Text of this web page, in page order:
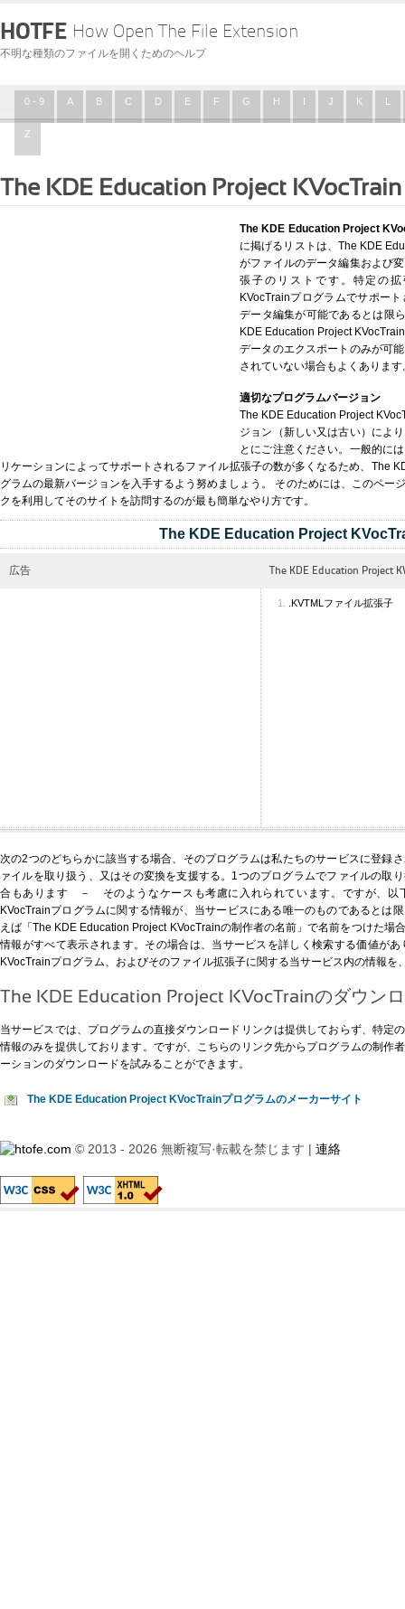
HOTFE How Open The File Extension
不明な種類のファイルを開くためのヘルプ
0 - 9 A B C D E F G H I J K L
Z
The KDE Education Project KVocTrain
The KDE Education Project
に掲げるリストは、The KDE
がファイルのデータ編集および
張子のリストです。特定の拡
KVocTrainプログラムでサポー
データ編集が可能であるとは限
KDE Education Project
データのエクスポートのみが可
されていない場合もよくあります
適切なプログラムバージョン
The KDE Education Project
ジョン（新しい又は古い）によ
とにご注意ください。一般的に
リケーションによってサポートされるファイル拡張子の数が多くなるため、The
グラムの最新バージョンを入手するよう努めましょう。 そのためには、このペー
クを利用してそのサイトを訪問するのが最も簡単なやり方です。
The KDE Education Project
広告 The KDE Education Project
.KVTMLファイル拡張子
次の2つのどちらかに該当する場合、そのプログラムは私たちのサービスに登
ァイルを取り扱う、又はその変換を支援する。1つのプログラムでファイルの取
合もあります － そのようなケースも考慮に入れられています。ですが、以
KVocTrainプログラムに関する情報が、当サービスにある唯一のものであるとは
えば「The KDE Education Project KVocTrainの制作者の名前」で名前をつけた場
情報がすべて表示されます。その場合は、当サービスを詳しく検索する価値が
KVocTrainプログラム、およびそのファイル拡張子に関する当サービス内の情報を
The KDE Education Project KVocTrainのダウン
当サービスでは、プログラムの直接ダウンロードリンクは提供しておらず、特定
情報のみを提供しております。ですが、 こちらのリンク先からプログラムの制作
ーションのダウンロードを試みることができます。
The KDE Education Project KVocTrainプログラムのメーカーサイト
© 2013 - 2026 無断複写·転載を禁じます | 連絡